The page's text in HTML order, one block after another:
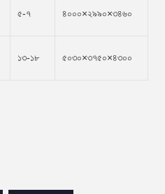
৫-৭ ৪০০০×২৯৯০×৩৪৬০
১৩-১৮ ৫০৩০×৩৭৫০×৪৩০০